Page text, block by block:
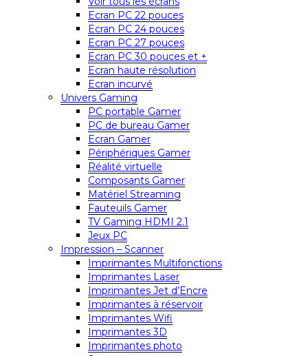
Ecran PC 22 pouces
Ecran PC 24 pouces
Ecran PC 27 pouces
Ecran PC 30 pouces et +
Ecran haute résolution
Ecran incurvé
Univers Gaming
PC portable Gamer
PC de bureau Gamer
Ecran Gamer
Périphériques Gamer
Réalité virtuelle
Composants Gamer
Matériel Streaming
Fauteuils Gamer
TV Gaming HDMI 2.1
Jeux PC
Impression – Scanner
Imprimantes Multifonctions
Imprimantes Laser
Imprimantes Jet d’Encre
Imprimantes à réservoir
Imprimantes Wifi
Imprimantes 3D
Imprimantes photo